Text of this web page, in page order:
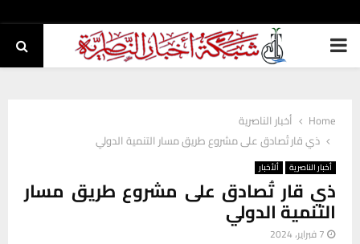
PRIMARY
Home
أخبار الناصرية
ذي قار تُصادق على مشروع طريق مسار التنمية الدولي
أخبار الناصرية ألأخبار
ذي قار تُصادق على مشروع طريق مسار
التنمية الدولي
7 فبراير، 2024